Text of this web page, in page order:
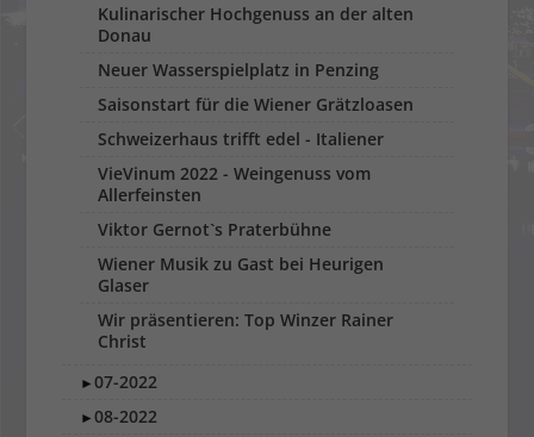
Kulinarischer Hochgenuss an der alten
Donau
Neuer Wasserspielplatz in Penzing
Saisonstart für die Wiener Grätzloasen
Schweizerhaus trifft edel - Italiener
VieVinum 2022 - Weingenuss vom
Allerfeinsten
Viktor Gernot`s Praterbühne
Wiener Musik zu Gast bei Heurigen
Glaser
Wir präsentieren: Top Winzer Rainer
Christ
►07-2022
►08-2022